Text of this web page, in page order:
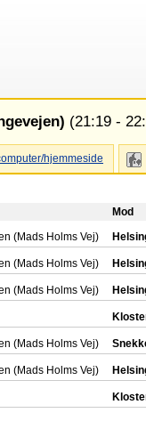
(21:19 -
hjemmeside
Mod
(Mads Holms Vej)
(Mads Holms Vej)
(Mads Holms Vej)
(Mads Holms Vej)
(Mads Holms Vej)